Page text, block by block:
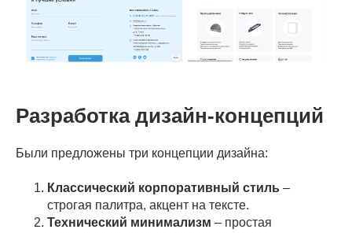
Разработка дизайн-концепций
Были предложены три концепции дизайна:
Классический корпоративный стиль –
строгая палитра, акцент на тексте.
Технический минимализм – простая